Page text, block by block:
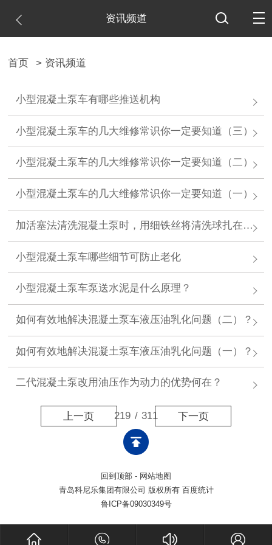
资讯频道
首页 > 资讯频道
小型混凝土泵车有哪些推送机构
小型混凝土泵车的几大维修常识你一定要知道（三）
小型混凝土泵车的几大维修常识你一定要知道（二）
小型混凝土泵车的几大维修常识你一定要知道（一）
加活塞法清洗混凝土泵时，用细铁丝将清洗球扎在柱状体尾部的用意
小型混凝土泵车哪些细节可防止老化
小型混凝土泵车泵送水泥是什么原理？
如何有效地解决混凝土泵车液压油乳化问题（二）？
如何有效地解决混凝土泵车液压油乳化问题（一）？
二代混凝土泵改用油压作为动力的优势何在？
219 / 311
上一页 下一页
回到顶部 - 网站地图
青岛科尼乐集团有限公司 版权所有 百度统计
鲁ICP备09030349号